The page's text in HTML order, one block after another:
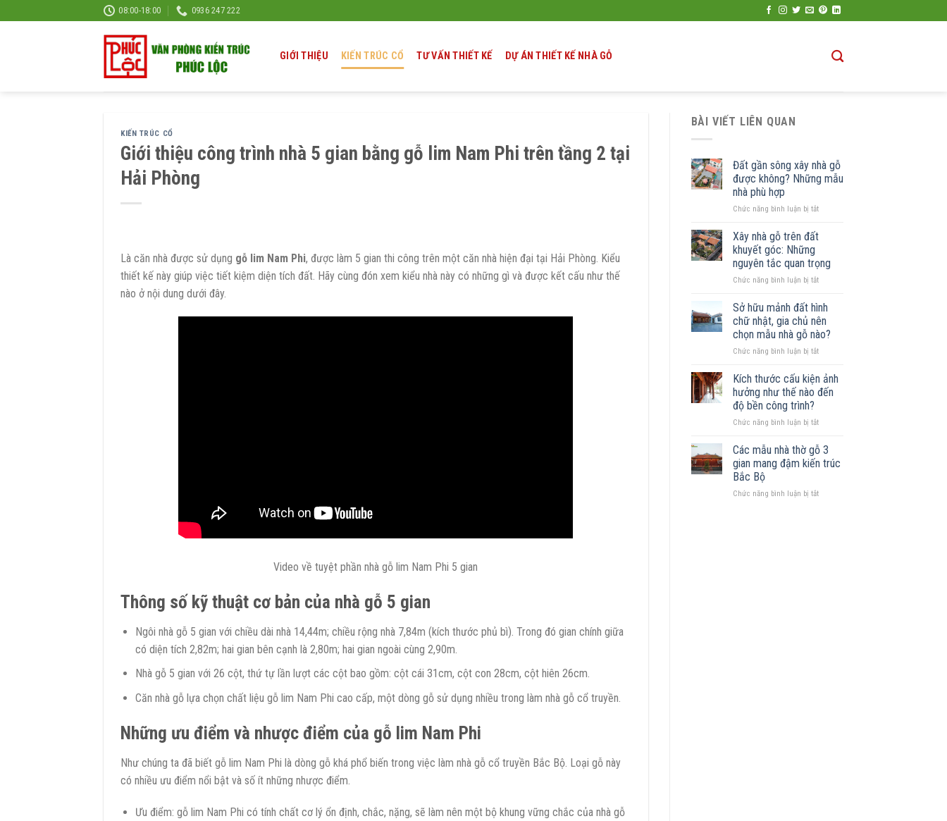
to
08:00-18:00 0936 247 222
GIỚI THIỆU KIẾN TRÚC CỔ TƯ VẤN THIẾT KẾ DỰ ÁN THIẾT KẾ NHÀ GỖ
KIẾN TRÚC CỔ
Giới thiệu công trình nhà 5 gian bằng gỗ lim Nam Phi trên tầng 2 tại
Hải Phòng
Là căn nhà được sử dụng gỗ lim Nam Phi, được làm 5 gian thi công trên một căn nhà hiện đại tại Hải Phòng. Kiểu
thiết kế này giúp việc tiết kiệm diện tích đất. Hãy cùng đón xem kiểu nhà này có những gì và được kết cấu như thế
nào ở nội dung dưới đây.
Video về tuyệt phần nhà gỗ lim Nam Phi 5 gian
Thông số kỹ thuật cơ bản của nhà gỗ 5 gian
Ngôi nhà gỗ 5 gian với chiều dài nhà 14,44m; chiều rộng nhà 7,84m (kích thước phủ bì). Trong đó gian chính giữa
có diện tích 2,82m; hai gian bên cạnh là 2,80m; hai gian ngoài cùng 2,90m.
Nhà gỗ 5 gian với 26 cột, thứ tự lần lượt các cột bao gồm: cột cái 31cm, cột con 28cm, cột hiên 26cm.
Căn nhà gỗ lựa chọn chất liệu gỗ lim Nam Phi cao cấp, một dòng gỗ sử dụng nhiều trong làm nhà gỗ cổ truyền.
Những ưu điểm và nhược điểm của gỗ lim Nam Phi
Như chúng ta đã biết gỗ lim Nam Phi là dòng gỗ khá phổ biến trong việc làm nhà gỗ cổ truyền Bắc Bộ. Loại gỗ này
có nhiều ưu điểm nổi bật và số ít những nhược điểm.
Ưu điểm: gỗ lim Nam Phi có tính chất cơ lý ổn định, chắc, nặng, sẽ làm nên một bộ khung vững chắc của nhà gỗ
BÀI VIẾT LIÊN QUAN
Đất gần sông xây nhà gỗ
được không? Những mẫu
nhà phù hợp
Chức năng bình luận bị tắtở
nhà
gỗ
không?
Những
mẫu
nhà
phù
Xây nhà gỗ trên đất
khuyết góc: Những
nguyên tắc quan trọng
Chức năng bình luận bị tắtở
nhà
gỗ
trên
đất
khuyết
Những
nguyên
tắc
trọng
Sở hữu mảnh đất hình
chữ nhật, gia chủ nên
chọn mẫu nhà gỗ nào?
Chức năng bình luận bị tắtở
hữu
mảnh
đất
chữ
gia
chủ
nên
mẫu
Kích thước cấu kiện ảnh
hưởng như thế nào đến
độ bền công trình?
Chức năng bình luận bị tắtở
thước
kiện
hưởng
Các mẫu nhà thờ gỗ 3
gian mang đậm kiến trúc
Bắc Bộ
Chức năng bình luận bị tắtở